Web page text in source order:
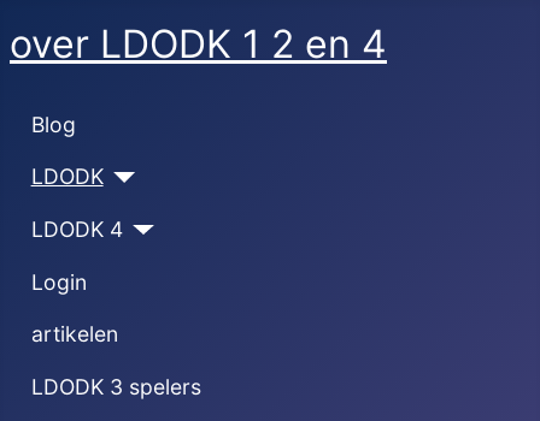
over LDODK 1 2 en 4
Blog
LDODK
LDODK 4
Login
artikelen
LDODK 3 spelers